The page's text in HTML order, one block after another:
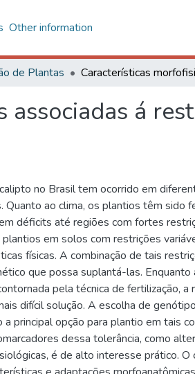
Other information
de Plantas
á
no Brasil tem ocorrido em
Quanto ao clima, os plantios têm sido
déficits até regiões com fortes
em solos com restrições
físicas. A combinação de tais
que possa suplantá-las.
pela técnica de fertilização, a
difícil solução. A escolha de
a principal opção para plantio em tais
dessa tolerância, como
é de alto interesse prático.